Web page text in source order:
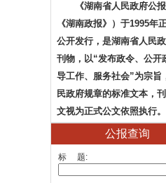
《湖南省人民政府公
《湖南政报》）于1995年
公开发行，是湖南省人民
刊物，以“发布政令、公开
导工作、服务社会”为宗旨
民政府规章的标准文本，
文视为正式公文依照执行。
公报查询
标 题: